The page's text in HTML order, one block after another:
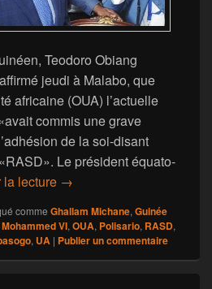
Teodoro Obiang
jeudi à Malabo, que
africaine (OUA) l’actuelle
commis une grave
de la soi-disant
Le président équato-
lecture Le président équato-
→
comme Ghallam Michane,Guinée
Mohammed VI,OUA, Polisario, RASD,
, UA | Publier un commentaire